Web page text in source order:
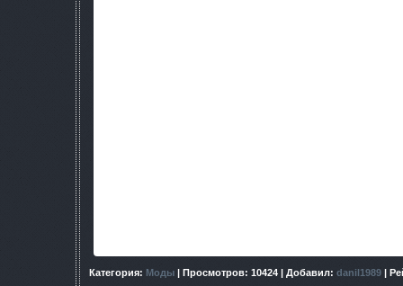
Категория: Моды | Просмотров: 10424 | Добавил: danil1989 |